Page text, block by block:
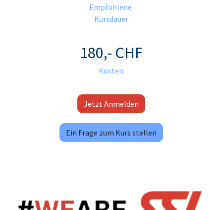
Empfohlene
Kursdauer
180,- CHF
Kosten
Jetzt Anmelden
Ein Frage zum Kurs stellen